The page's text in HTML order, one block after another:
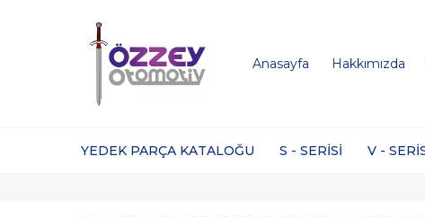
Anasayfa Hakkımızda
YEDEK PARÇA KATALOĞU S - SERİSİ V -